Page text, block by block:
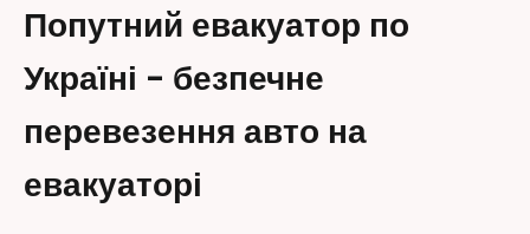
Попутний евакуатор по
Україні - безпечне
перевезення авто на
евакуаторі